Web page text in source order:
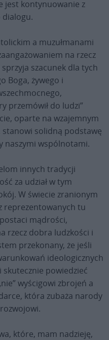
jest kontynuowanie z
dialogu.
a muzułmanami
na rzecz
szacunek dla tych
Boga, żywego i
przemówił do ludzi”
oparte na wzajemnym
solidną podstawę
naszymi wspólnotami.
innych tradycji
za udział w tym
W świecie zranionym
reprezentowanych tu
mądrości,
rzecz dobra ludzkości i
przekonany, że jeśli
ideologicznych
powiedzieć
wyścigowi zbrojeń a
która zubaża narody
które, mam nadzieję,